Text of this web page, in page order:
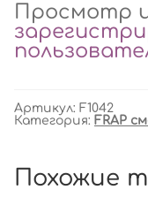
Просмотр
Артикул: F1042
Категория: FRAP
Похожие